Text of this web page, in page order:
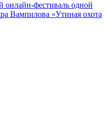
фестиваль одной
Вампилова «Утиная охота